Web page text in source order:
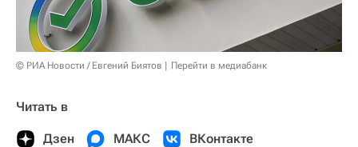
© РИА Новости / Евгений Биятов Перейти в медиабанк
Читать в
Дзен МАКС ВКонтакте